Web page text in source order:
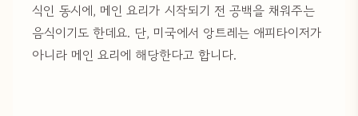
식인 동시에, 메인 요리가 시작되기 전 공백을 채워주는
음식이기도 한데요. 단, 미국에서 앙트레는 애피타이저가
아니라 메인 요리에 해당한다고 합니다.